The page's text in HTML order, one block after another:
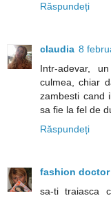
Răspundeți
claudia 8
Intr-adevar,
culmea, chiar
zambesti cand
sa fie la fel de
Răspundeți
fashion doctor
sa-ti traiasca